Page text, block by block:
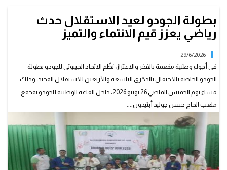
بطولة الجودو لعيد الاستقلال حدث
رياضي يعزز قيم الانتماء والتميز
29/6/2026
في أجواء وطنية مفعمة بالفخر والاعتزاز، نظّم الاتحاد الجيبوتي للجودو بطولة
الجودو الخاصة بالاحتفال بالذكرى التاسعة والأربعين للاستقلال المجيد، وذلك
مساء يوم الخميس الماضي 26 يونيو 2026، داخل القاعة الوطنية للجودو بمجمع
ملعب الحاج حسن جوليد أبتيدون....